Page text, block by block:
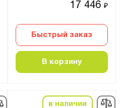
17 446₽
Быстрый заказ
В корзину
в наличии